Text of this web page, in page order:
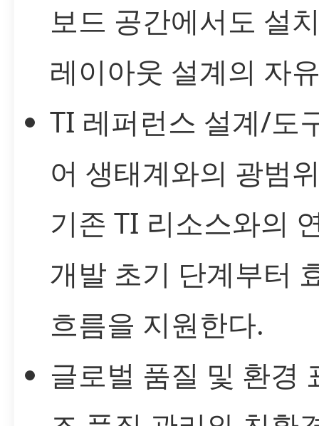
보드 공간에서도 설
레이아웃 설계의 자
TI 레퍼런스 설계/도
어 생태계와의 광범
기존 TI 리소스와의
개발 초기 단계부터
흐름을 지원한다.
글로벌 품질 및 환경